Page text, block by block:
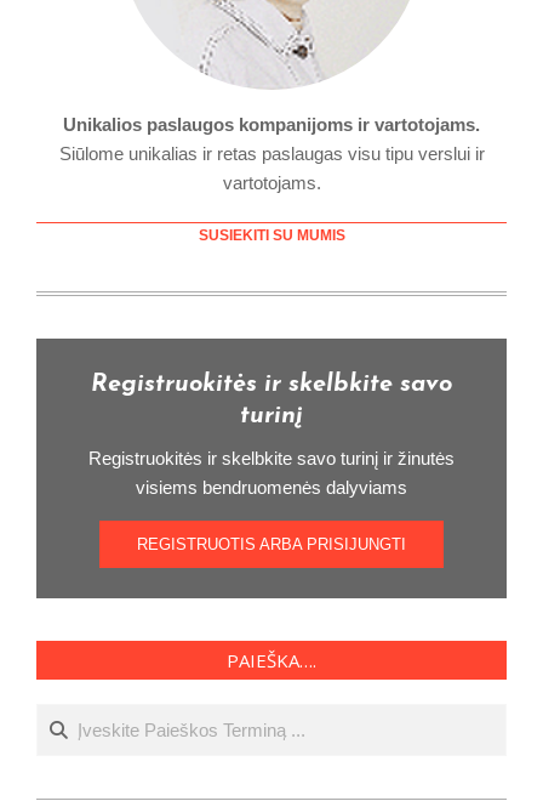
Unikalios paslaugos kompanijoms ir vartotojams.
Siūlome unikalias ir retas paslaugas visu tipu verslui ir
vartotojams.
SUSIEKITI SU MUMIS
Registruokitės ir skelbkite savo
turinį
Registruokitės ir skelbkite savo turinį ir žinutės
visiems bendruomenės dalyviams
REGISTRUOTIS ARBA PRISIJUNGTI
PAIEŠKA….
Ieškoti